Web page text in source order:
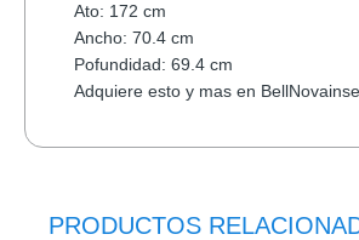
Ato: 172 cm
Ancho: 70.4 cm
Pofundidad: 69.4 cm
Adquiere esto y mas en
PRODUCTOS